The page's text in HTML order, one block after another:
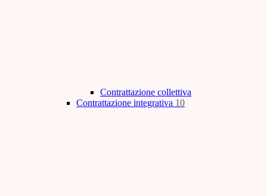
Contrattazione collettiva
Contrattazione integrativa 10